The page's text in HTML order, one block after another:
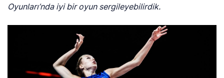
Oyunları’nda iyi bir oyun sergileyebilirdik.